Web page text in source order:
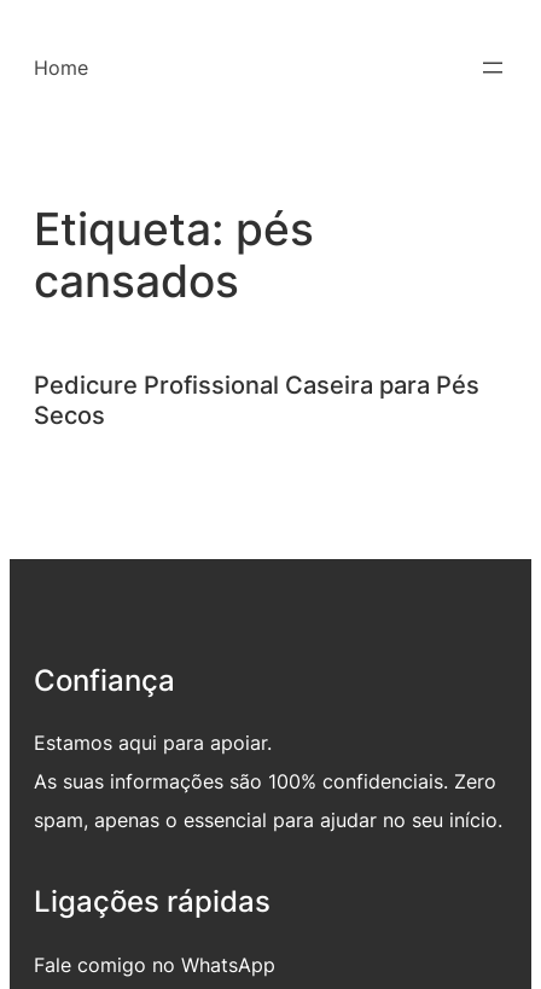
para
Home
Etiqueta: pés
cansados
Pedicure Profissional Caseira para Pés
Secos
Confiança
Estamos aqui para apoiar.
As suas informações são 100% confidenciais. Zero
spam, apenas o essencial para ajudar no seu início.
Ligações rápidas
Fale comigo no WhatsApp